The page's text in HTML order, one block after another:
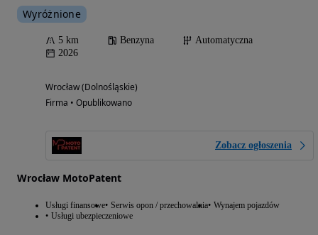
Wyróżnione
5 km Benzyna
Automatyczna
2026
Wrocław (Dolnośląskie)
Firma • Opublikowano
Zobacz ogłoszenia
Wrocław MotoPatent
Usługi finansowe Serwis opon / przechowalnia Wynajem pojazdów
Usługi ubezpieczeniowe